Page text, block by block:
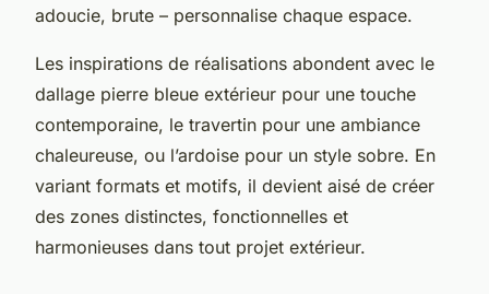
adoucie, brute – personnalise chaque espace.
Les inspirations de réalisations abondent avec le
dallage pierre bleue extérieur pour une touche
contemporaine, le travertin pour une ambiance
chaleureuse, ou l’ardoise pour un style sobre. En
variant formats et motifs, il devient aisé de créer
des zones distinctes, fonctionnelles et
harmonieuses dans tout projet extérieur.